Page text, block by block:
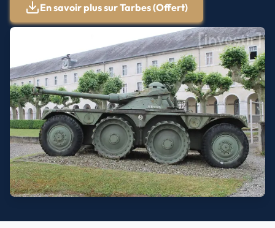
En savoir plus surTarbes(Offert)